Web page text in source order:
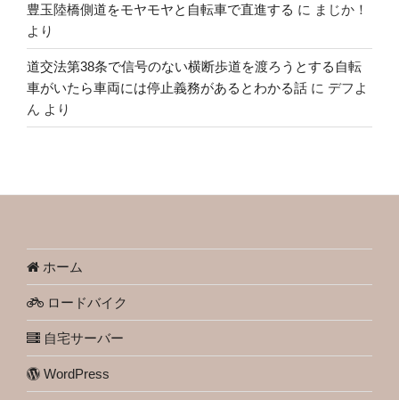
豊玉陸橋側道をモヤモヤと自転車で直進する に まじか！
より
道交法第38条で信号のない横断歩道を渡ろうとする自転
車がいたら車両には停止義務があるとわかる話 に デフよ
ん より
ホーム
ロードバイク
自宅サーバー
WordPress